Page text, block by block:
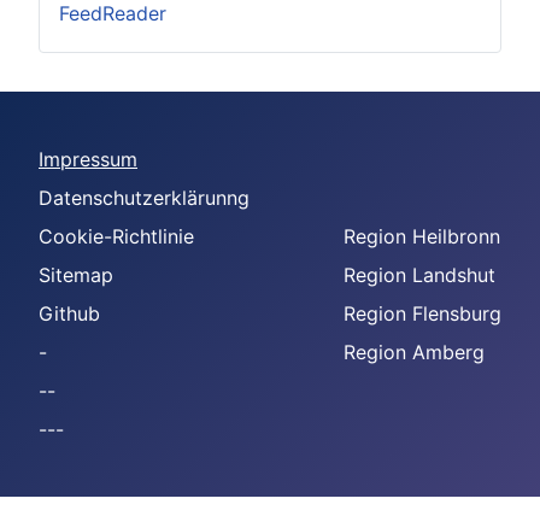
FeedReader
Impressum
Datenschutzerklärunng
Cookie-Richtlinie
Sitemap
Github
-
--
---
Region Heilbronn
Region Landshut
Region Flensburg
Region Amberg